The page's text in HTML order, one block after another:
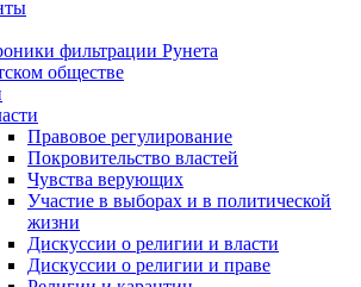
фильтрации Рунета
обществе
Правовое регулирование
Покровительство властей
Чувства верующих
Участие в выборах и в политической
жизни
Дискуссии о религии и власти
Дискуссии о религии и праве